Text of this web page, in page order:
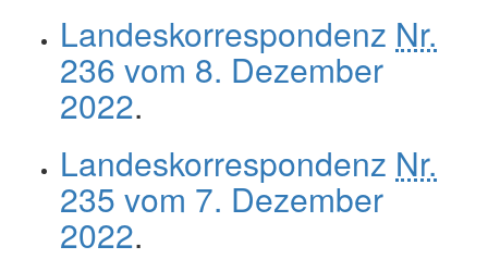
Landeskorrespondenz Nr.
236 vom 8. Dezember
2022.
Landeskorrespondenz Nr.
235 vom 7. Dezember
2022.